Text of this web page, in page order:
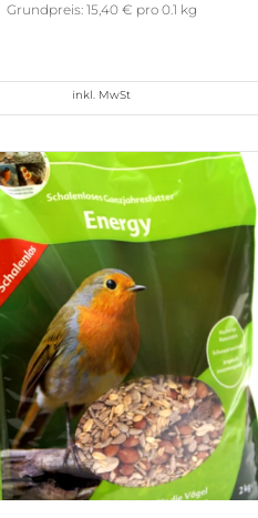
Grundpreis: 15,40 € pro 0.1 kg
inkl. MwSt